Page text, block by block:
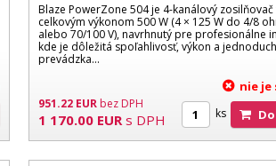
Blaze PowerZone 504 je 4-kanálový
celkovým výkonom 500 W (4 × 125 W do 4/8
alebo 70/100 V), navrhnutý pre profesionálne
kde je dôležitá spoľahlivosť, výkon a
prevádzka...
951.22 EURbez DPH
1 170.00 EUR s DPH
nie je
ks